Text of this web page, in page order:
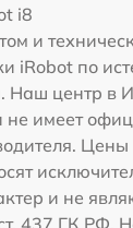
i8
и
iRobot по
Наш центр в
не имеет
Цены
и не
437 ГК РФ.